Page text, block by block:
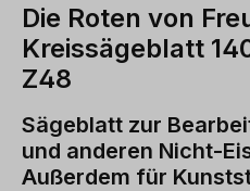
Die Roten von
Kreissägeblatt
Z48
Sägeblatt zur
und anderen Nicht-
Außerdem für